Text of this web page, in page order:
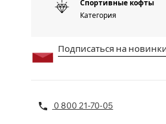
Спортивные кофты
Категория
Подписаться на
0 800 21-70-05